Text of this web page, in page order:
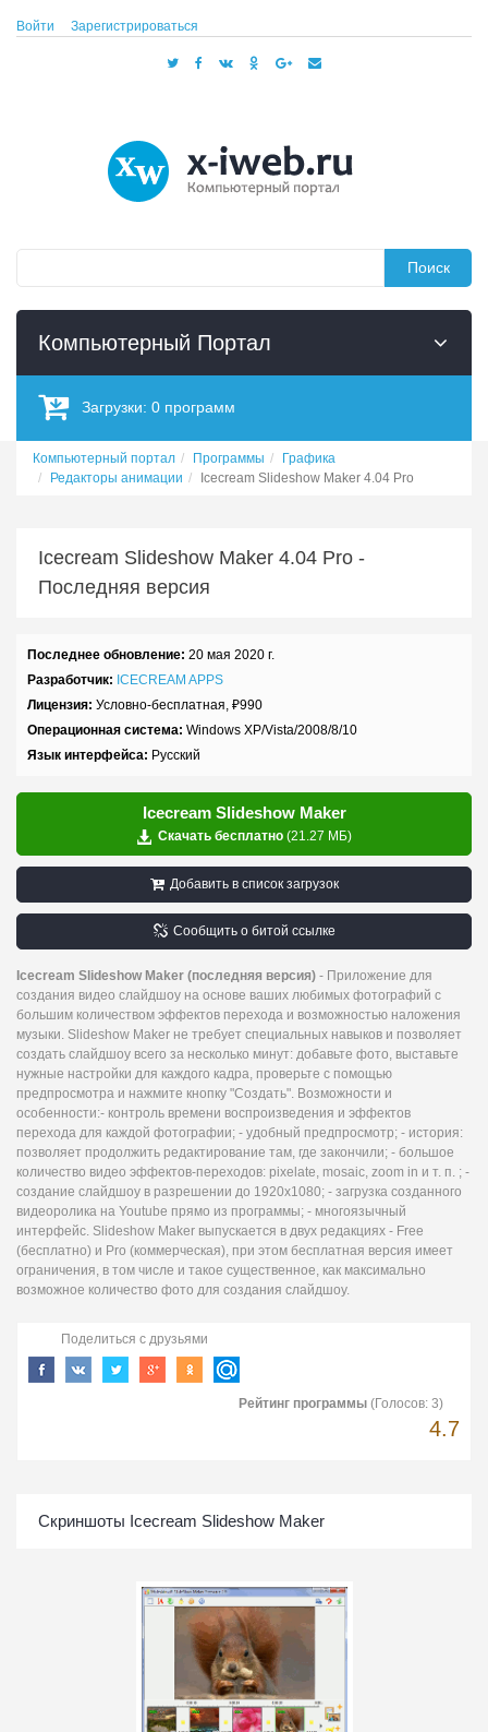
Войти Зарегистрироваться
Поиск
Компьютерный Портал
Загрузки: 0 программ
Компьютерный портал Программы
Графика
Редакторы анимации
Icecream Slideshow Maker 4.04 Pro
Icecream Slideshow Maker 4.04 Pro -
Последняя версия
Последнее обновление: 20 мая 2020 г.
Разработчик: ICECREAM APPS
Лицензия: Условно-бесплатная, ₽990
Операционная система: Windows XP/Vista/2008/8/10
Язык интерфейса: Русский
Icecream Slideshow Maker
Скачать бесплатно (21.27 МБ)
Добавить в список загрузок
Сообщить о битой ссылке
Icecream Slideshow Maker (последняя версия) - Приложение для
создания видео слайдшоу на основе ваших любимых фотографий с
большим количеством эффектов перехода и возможностью наложения
музыки. Slideshow Maker не требует специальных навыков и позволяет
создать слайдшоу всего за несколько минут: добавьте фото, выставьте
нужные настройки для каждого кадра, проверьте с помощью
предпросмотра и нажмите кнопку "Создать". Возможности и
особенности:- контроль времени воспроизведения и эффектов
перехода для каждой фотографии; - удобный предпросмотр; - история:
позволяет продолжить редактирование там, где закончили; - большое
количество видео эффектов-переходов: pixelate, mosaic, zoom in и т. п. ; -
создание слайдшоу в разрешении до 1920x1080; - загрузка созданного
видеоролика на Youtube прямо из программы; - многоязычный
интерфейс. Slideshow Maker выпускается в двух редакциях - Free
(бесплатно) и Pro (коммерческая), при этом бесплатная версия имеет
ограничения, в том числе и такое существенное, как максимально
возможное количество фото для создания слайдшоу.
Поделиться с друзьями
Рейтинг программы (Голосов: 3)
4.7
Скриншоты Icecream Slideshow Maker